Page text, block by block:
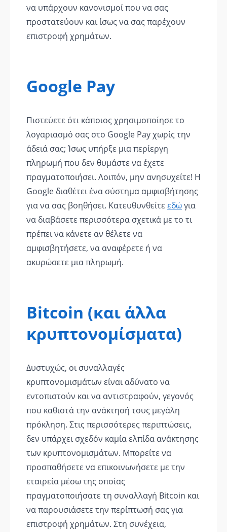
να υπάρχουν κανονισμοί που να σας
προστατεύουν και ίσως να σας παρέχουν
επιστροφή χρημάτων.
Google Pay
Πιστεύετε ότι κάποιος χρησιμοποίησε το
λογαριασμό σας στο Google Pay χωρίς την
άδειά σας; Ίσως υπήρξε μια περίεργη
πληρωμή που δεν θυμάστε να έχετε
πραγματοποιήσει. Λοιπόν, μην ανησυχείτε! Η
Google διαθέτει ένα σύστημα αμφισβήτησης
για να σας βοηθήσει. Κατευθυνθείτε εδώγια
να διαβάσετε περισσότερα σχετικά με το τι
πρέπει να κάνετε αν θέλετε να
αμφισβητήσετε, να αναφέρετε ή να
ακυρώσετε μια πληρωμή.
Bitcoin (και άλλα
κρυπτονομίσματα)
Δυστυχώς, οι συναλλαγές
κρυπτονομισμάτων είναι αδύνατο να
εντοπιστούν και να αντιστραφούν, γεγονός
που καθιστά την ανάκτησή τους μεγάλη
πρόκληση. Στις περισσότερες περιπτώσεις,
δεν υπάρχει σχεδόν καμία ελπίδα ανάκτησης
των κρυπτονομισμάτων. Μπορείτε να
προσπαθήσετε να επικοινωνήσετε με την
εταιρεία μέσω της οποίας
πραγματοποιήσατε τη συναλλαγή Bitcoin και
να παρουσιάσετε την περίπτωσή σας για
επιστροφή χρημάτων. Στη συνέχεια,